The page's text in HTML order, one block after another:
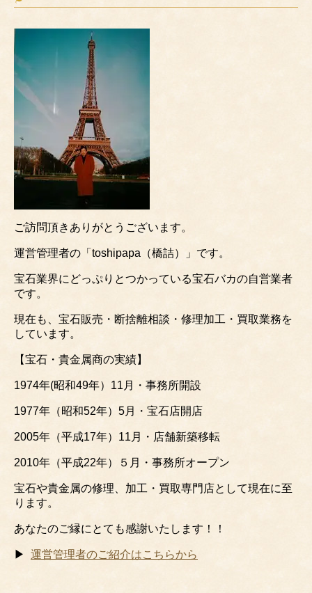
ご訪問頂きありがとうございます。
運営管理者の「toshipapa（橋詰）」です。
宝石業界にどっぷりとつかっている宝石バカの自営業者
です。
現在も、宝石販売・断捨離相談・修理加工・買取業務を
しています。
【宝石・貴金属商の実績】
1974年(昭和49年）11月・事務所開設
1977年（昭和52年）5月・宝石店開店
2005年（平成17年）11月・店舗新築移転
2010年（平成22年）５月・事務所オープン
宝石や貴金属の修理、加工・買取専門店として現在に至
ります。
あなたのご縁にとても感謝いたします！！
▶ 運営管理者のご紹介はこちらから